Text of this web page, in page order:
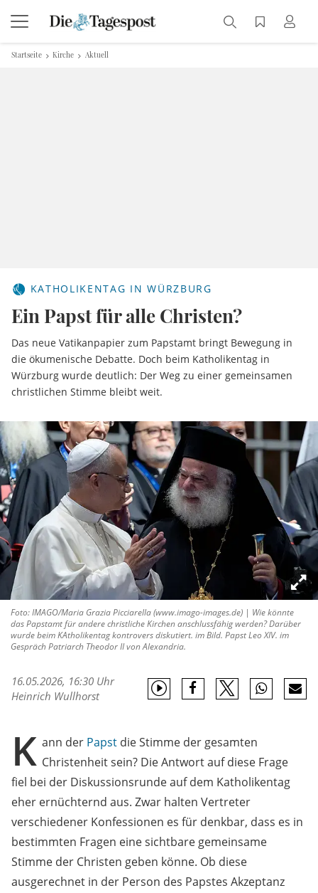
Startseite Kirche Aktuell
KATHOLIKENTAG IN WÜRZBURG
Ein Papst für alle Christen?
Das neue Vatikanpapier zum Papstamt bringt Bewegung in
die ökumenische Debatte. Doch beim Katholikentag in
Würzburg wurde deutlich: Der Weg zu einer gemeinsamen
christlichen Stimme bleibt weit.
Foto: IMAGO/Maria Grazia Picciarella (www.imago-images.de) | Wie könnte
das Papstamt für andere christliche Kirchen anschlussfähig werden? Darüber
wurde beim KAtholikentag kontrovers diskutiert. im Bild. Papst Leo XIV. im
Gespräch Patriarch Theodor II von Alexandria.
16.05.2026, 16:30 Uhr
Heinrich Wullhorst
K ann der Papst die Stimme der gesamten
Christenheit sein? Die Antwort auf diese Frage
fiel bei der Diskussionsrunde auf dem Katholikentag
eher ernüchternd aus. Zwar halten Vertreter
verschiedener Konfessionen es für denkbar, dass es in
bestimmten Fragen eine sichtbare gemeinsame
Stimme der Christen geben könne. Ob diese
ausgerechnet in der Person des Papstes Akzeptanz